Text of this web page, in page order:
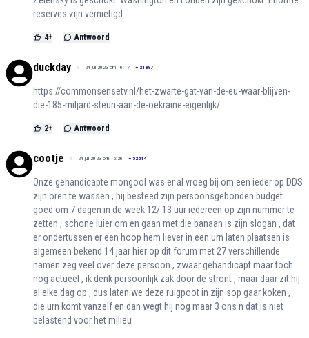
reserves zijn vernietigd.
4+ Antwoord
duckday 24 juli 2023 om 16:17 + 21897
https://commonsensetv.nl/het-zwarte-gat-van-de-eu-waar-blijven-
die-185-miljard-steun-aan-de-oekraine-eigenlijk/
2+ Antwoord
cootje 24 juli 2023 om 15:26 + 52614
Onze gehandicapte mongool was er al vroeg bij om een ieder op DDS
zijn oren te wassen , hij besteed zijn persoonsgebonden budget
goed om 7 dagen in de week 12/ 13 uur iedereen op zijn nummer te
zetten , schone luier om en gaan met die banaan is zijn slogan , dat
er ondertussen er een hoop hem liever in een urn laten plaatsen is
algemeen bekend 14 jaar hier op dit forum met 27 verschillende
namen zeg veel over deze persoon , zwaar gehandicapt maar toch
nog actueel , ik denk persoonlijk zak door de stront , maar daar zit hij
al elke dag op , dus laten we deze ruigpoot in zijn sop gaar koken ,
die urn komt vanzelf en dan wegt hij nog maar 3 ons n dat is niet
belastend voor het milieu